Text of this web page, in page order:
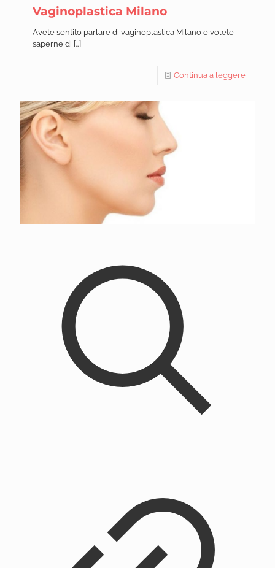
Vaginoplastica Milano
Avete sentito parlare di vaginoplastica Milano e volete
saperne di […]
Continua a leggere